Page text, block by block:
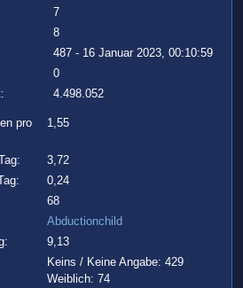
7
8
487 - 16 Januar 2023, 00:10:59
0
4.498.052
pro
1,55
3,72
0,24
68
Abductionchild
9,13
Keins / Keine Angabe: 429
Weiblich: 74